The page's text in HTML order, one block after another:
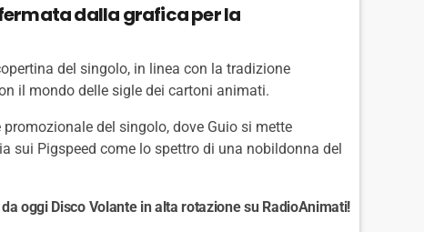
dalla grafica per la
del singolo, in linea con la tradizione
il mondo delle sigle dei cartoni animati.
del singolo, dove Guio si mette
sui Pigspeed come lo spettro di una nobildonna del
oggi Disco Volante in alta rotazione su RadioAnimati!